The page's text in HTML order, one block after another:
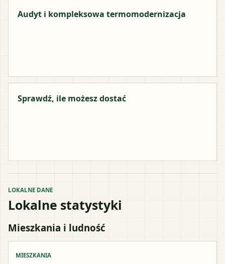
Audyt i kompleksowa termomodernizacja
Sprawdź, ile możesz dostać
LOKALNE DANE
Lokalne statystyki
Mieszkania i ludność
MIESZKANIA